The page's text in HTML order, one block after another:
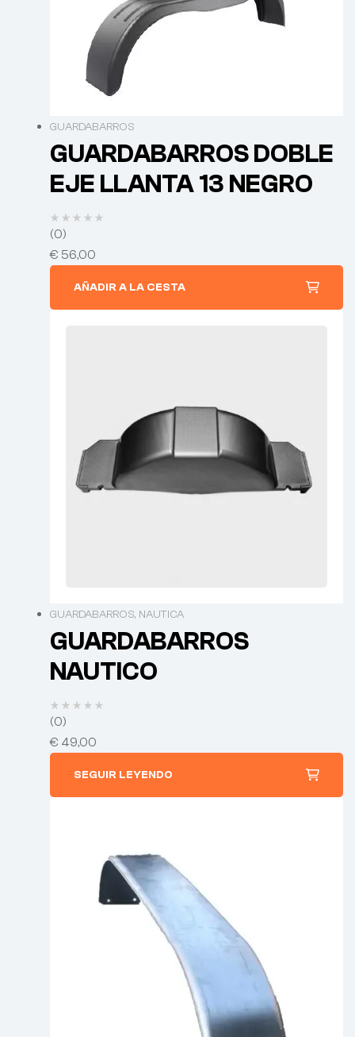
GUARDABARROS
GUARDABARROS DOBLE
EJE LLANTA 13 NEGRO
(0)
€ 56,00
AÑADIR A LA CESTA
GUARDABARROS, NAUTICA
GUARDABARROS
NAUTICO
(0)
€ 49,00
SEGUIR LEYENDO